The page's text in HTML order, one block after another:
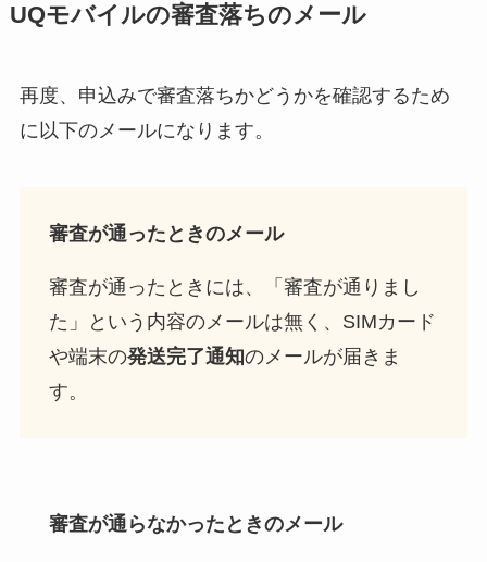
UQモバイルの審査落ちのメール
再度、申込みで審査落ちかどうかを確認するため
に以下のメールになります。
審査が通ったときのメール
審査が通ったときには、
「審査が通りまし
た」という内容のメールは無く 、SIMカード
や端末の発送完了通知のメールが届きま
す。
審査が通らなかったときのメール